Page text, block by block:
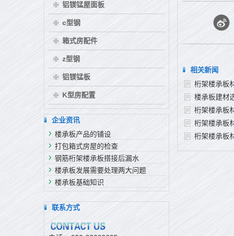
相关新闻
桁架楼承板
楼承板建材
桁架楼承板
桁架楼承板
桁架楼承板
铝镁锰屋面板
c型钢
箱式房配件
z型钢
铝镁锰板
K型房配置
企业资讯
楼承板产品的铺设
打包箱式房屋的检查
钢筋桁架楼承板搭接后漏水
楼承板发展需要处理两大问题
楼承板基础知识
联系方式